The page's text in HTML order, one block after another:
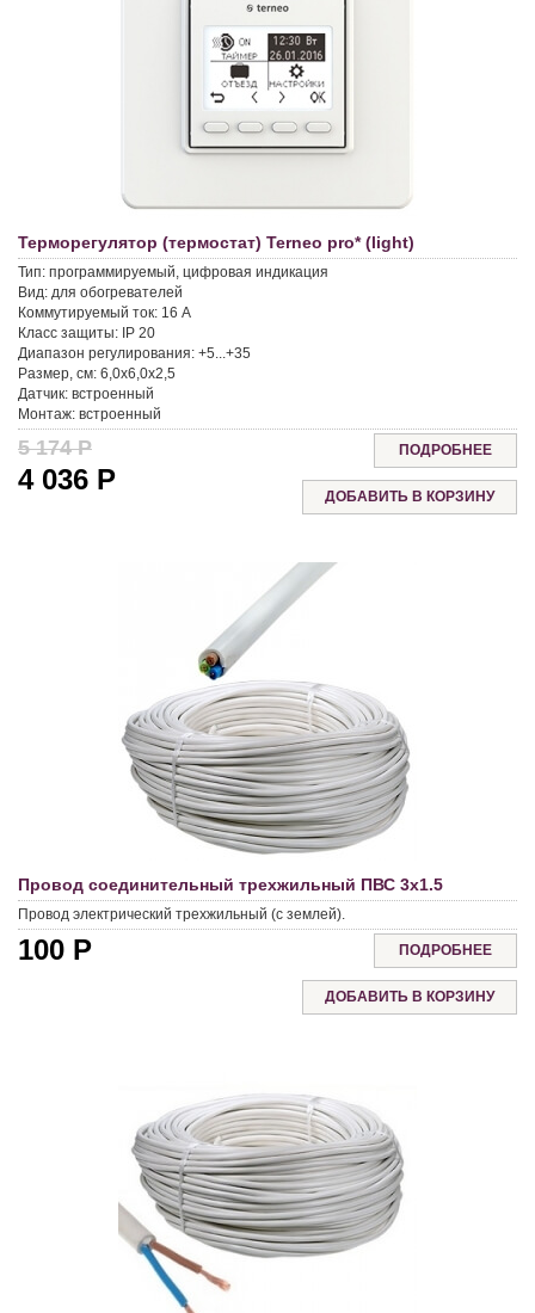
Терморегулятор (термостат) Terneo pro* (light)
Тип: программируемый, цифровая индикация
Вид: для обогревателей
Коммутируемый ток: 16 A
Класс защиты: IP 20
Диапазон регулирования: +5...+35
Размер, см: 6,0x6,0x2,5
Датчик: встроенный
Монтаж: встроенный
5 174Р
4 036 Р
ПОДРОБНЕЕ
Провод соединительный трехжильный ПВС 3х1.5
Провод электрический трехжильный (с землей).
100 Р ПОДРОБНЕЕ